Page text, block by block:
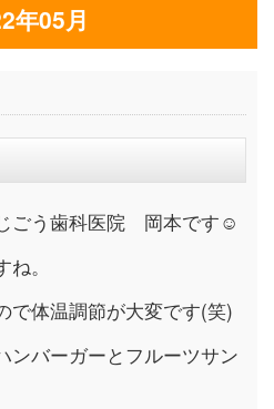
年05月
ごう歯科医院 岡本です☺
。
で体温調節が大変です(笑)
ンバーガーとフルーツサン